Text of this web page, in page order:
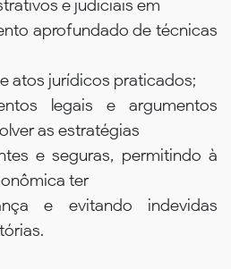
e judiciais em
aprofundado de técnicas
atos jurídicos praticados;
legais e argumentos
as estratégias
e seguras, permitindo à
ter
e evitando indevidas